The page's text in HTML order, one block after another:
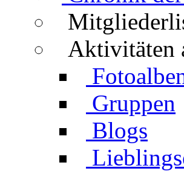
Aktivitäten
Gruppen
Blogs